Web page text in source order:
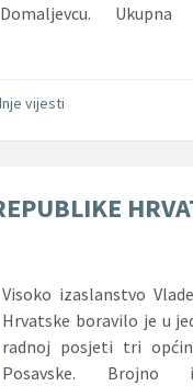
Domaljevcu. Ukupna
vijesti
Visoko izaslanstvo
Hrvatske boravilo je u
radnoj posjeti tri
Posavske. Brojno